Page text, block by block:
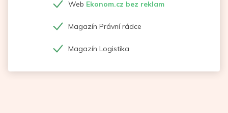
Web Ekonom.cz bez reklam
Magazín Právní rádce
Magazín Logistika